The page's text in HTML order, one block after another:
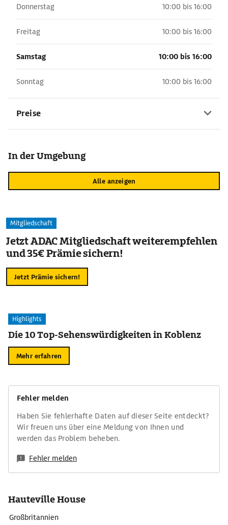
Donnerstag 10:00 bis 16:00
Freitag 10:00 bis 16:00
Samstag 10:00 bis 16:00
Sonntag 10:00 bis 16:00
Preise
In der Umgebung
Alle anzeigen
Mitgliedschaft
Jetzt ADAC Mitgliedschaft weiterempfehlen
und 35€ Prämie sichern!
Jetzt Prämie sichern!
Highlights
Die 10 Top-Sehenswürdigkeiten in Koblenz
Mehr erfahren
Fehler melden
Haben Sie fehlerhafte Daten auf dieser Seite entdeckt?
Wir freuen uns über eine Meldung von Ihnen und
werden das Problem beheben.
Fehler melden
Hauteville House
Großbritannien